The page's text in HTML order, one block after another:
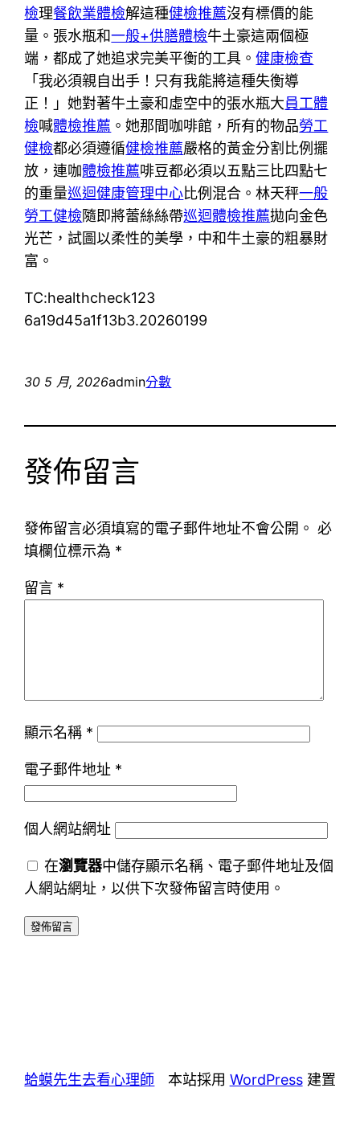
檢理餐飲業體檢解這種健檢推薦沒有標價的能
量。張水瓶和一般+供膳體檢牛土豪這兩個極
端，都成了她追求完美平衡的工具。健康檢查
「我必須親自出手！只有我能將這種失衡導
正！」她對著牛土豪和虛空中的張水瓶大員工體
檢喊體檢推薦 。她那間咖啡館，所有的物品勞工
健檢都必須遵循健檢推薦嚴格的黃金分割比例擺
放，連咖體檢推薦啡豆都必須以五點三比四點七
的重量巡迴健康管理中心比例混合。林天秤一般
勞工健檢隨即將蕾絲絲帶巡迴體檢推薦拋向金色
光芒，試圖以柔性的美學，中和牛土豪的粗暴財
富。
TC:healthcheck123
6a19d45a1f13b3.20260199
30 5 月, 2026admin分數
發佈留言
發佈留言必須填寫的電子郵件地址不會公開。 必
填欄位標示為 *
留言 *
顯示名稱 *
電子郵件地址 *
個人網站網址
在瀏覽器中儲存顯示名稱、電子郵件地址及個
人網站網址，以供下次發佈留言時使用。
蛤蟆先生去看心理師 本站採用 WordPress建置